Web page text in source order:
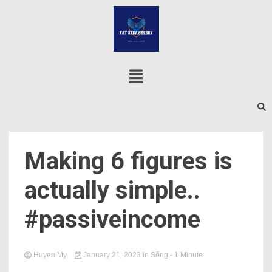
Making 6 figures is
actually simple..
#passiveincome
Huyen My January 21, 2023 in Sống - 1 Minute